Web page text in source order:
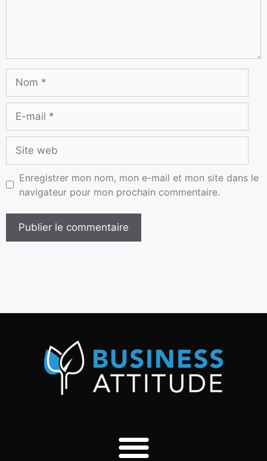
Enregistrer mon nom, mon e-mail et mon site dans le
navigateur pour mon prochain commentaire.